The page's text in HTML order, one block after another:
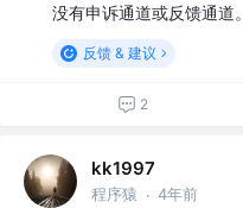
没有申诉通道或反馈通道。
反馈 & 建议
2
kk1997
程序猿 · 4年前